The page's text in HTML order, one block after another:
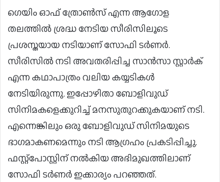
ഗെയിം ഓഫ് ത്രോൺസ് എന്ന ആഗോള
തലത്തിൽ ശ്രദ്ധ നേടിയ സീരിസിലൂടെ
പ്രശസ്തയായ നടിയാണ് സോഫി ടർണർ.
സീരിസിൽ നടി അവതരിപ്പിച്ച സാൻസാ സ്റ്റാർക്
എന്ന കഥാപാത്രം വലിയ കയ്യടികൾ
നേടിയിരുന്നു. ഇപ്പോഴിതാ ബോളിവുഡ്
സിനിമകളെക്കുറിച്ച് മനസുതുറക്കുകയാണ് നടി.
എന്നെങ്കിലും ഒരു ബോളിവുഡ് സിനിമയുടെ
ഭാഗമാകണമെന്നും നടി ആഗ്രഹം പ്രകടിപ്പിച്ചു.
ഫസ്റ്റ്പോസ്റ്റിന് നൽകിയ അഭിമുഖത്തിലാണ്
സോഫി ടർണർ ഇക്കാര്യം പറഞ്ഞത്.